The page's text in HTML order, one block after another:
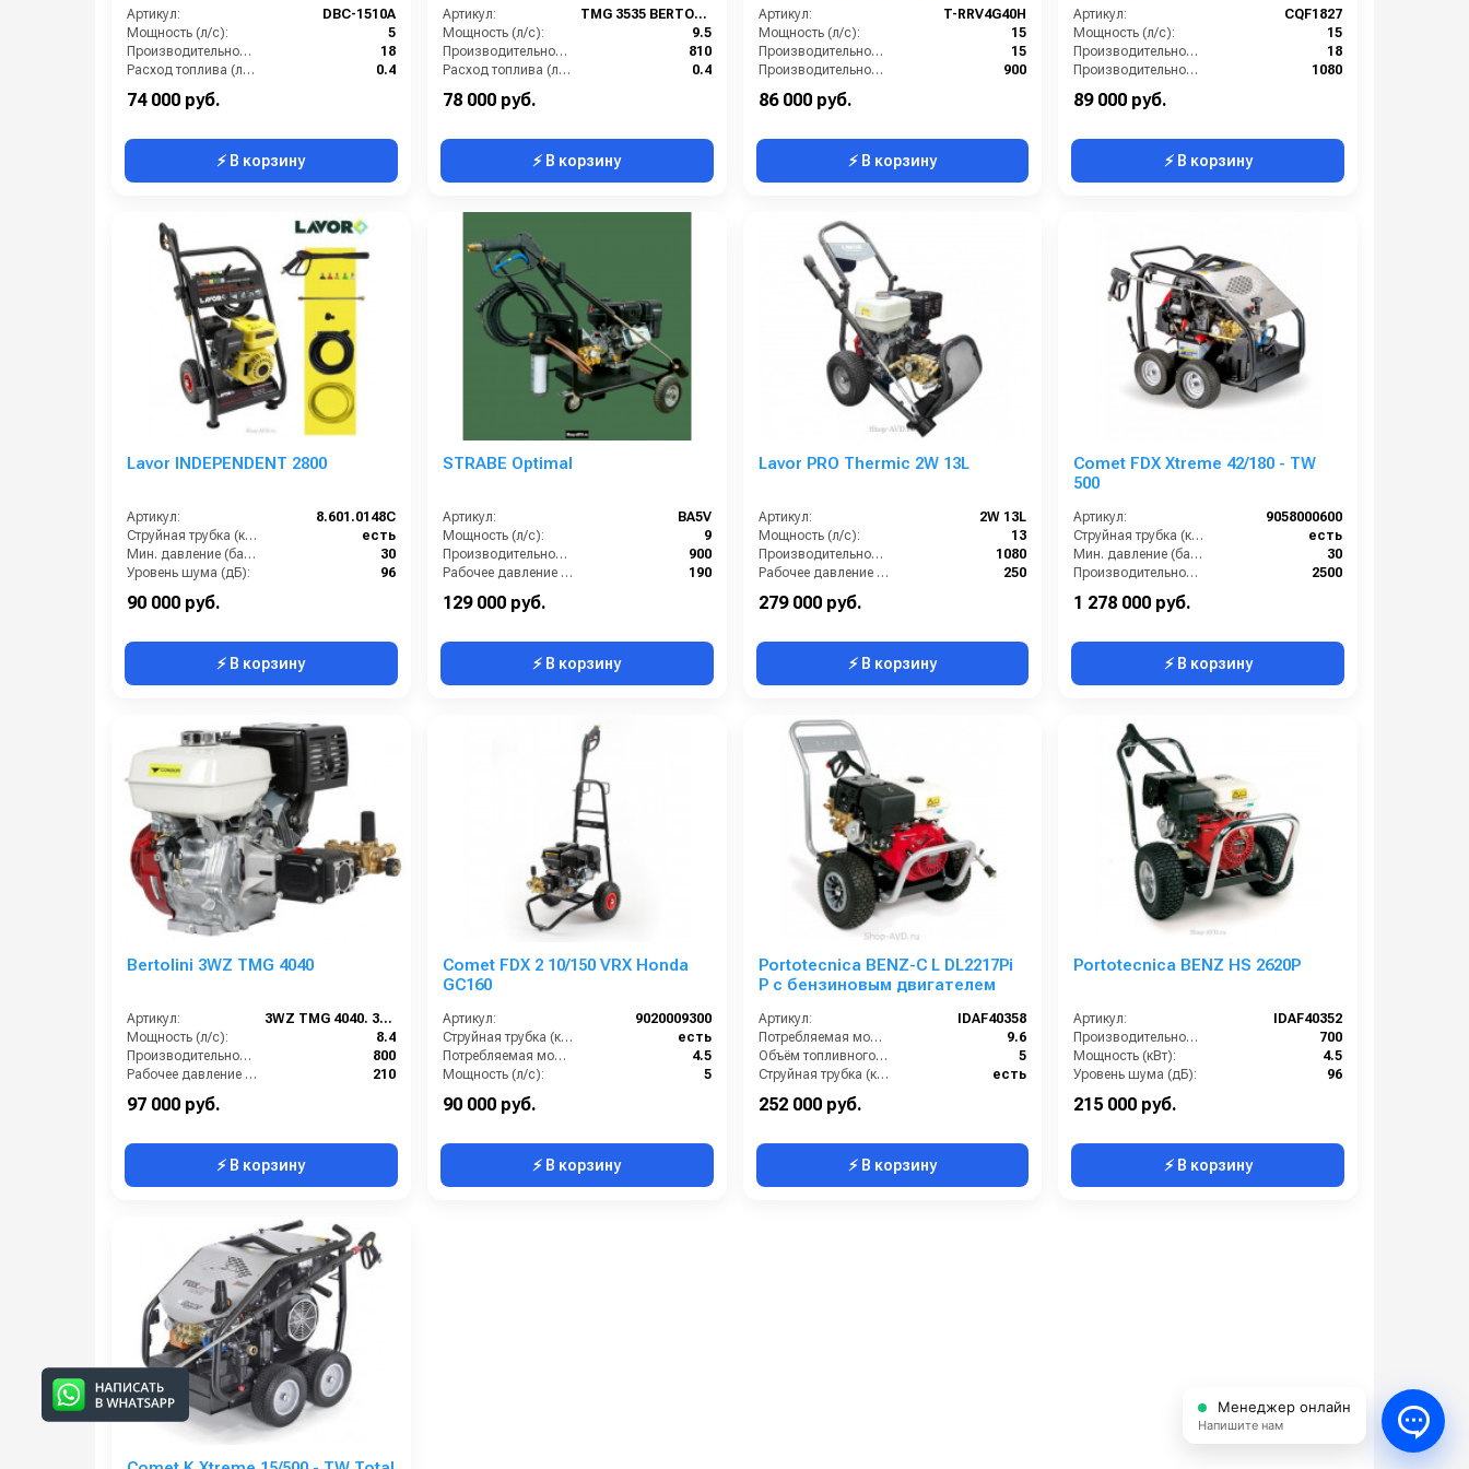
Артикул:
DBC-1510A
Мощность (л/с):
5
Производительность (л/мин):
18
Расход топлива (л/ч):
0.4
74 000 руб.
⚡ В корзину
Артикул:
TMG 3535 BERTOLINI moto
Мощность (л/с):
9.5
Производительность (л/ч):
810
Расход топлива (л/ч):
0.4
78 000 руб.
⚡ В корзину
Артикул:
T-RRV4G40H
Мощность (л/с):
15
Производительность (л/мин):
15
Производительность (л/ч):
900
Напряжение (В):
86 000 руб.
⚡ В корзину
Артикул:
CQF1827
Мощность (л/с):
15
Производительность (л/мин):
18
Производительность (л/ч):
1080
89 000 руб.
⚡ В корзину
Lavor INDEPENDENT 2800
Артикул:
8.601.0148C
Струйная трубка (копьё):
есть
Мин. давление (бар):
30
Уровень шума (дБ):
96
90 000 руб.
⚡ В корзину
STRABE Optimal
Артикул:
BA5V
Мощность (л/с):
9
Производительность (л/ч):
900
Рабочее давление (бар):
190
129 000 руб.
⚡ В корзину
Lavor PRO Thermic 2W 13L
Артикул:
2W 13L
Мощность (л/с):
13
Производительность (л/ч):
1080
Рабочее давление (бар):
250
279 000 руб.
⚡ В корзину
Comet FDX Xtreme 42/180 - TW
500
Артикул:
9058000600
Струйная трубка (копьё):
есть
Мин. давление (бар):
30
Производительность (л/ч):
2500
1 278 000 руб.
⚡ В корзину
Bertolini 3WZ TMG 4040
Артикул:
3WZ TMG 4040. 390 moto
Мощность (л/с):
8.4
Производительность (л/ч):
800
Рабочее давление (бар):
210
Мощность (кВт):
97 000 руб.
⚡ В корзину
Comet FDX 2 10/150 VRX Honda
GC160
Артикул:
9020009300
Струйная трубка (копьё):
есть
Потребляемая мощность (Вт):
4.5
Мощность (л/с):
5
90 000 руб.
⚡ В корзину
Portotecnica BENZ-C L DL2217Pi
P с бензиновым двигателем
Артикул:
IDAF40358
Потребляемая мощность (Вт):
9.6
Объём топливного бака (л):
5
Струйная трубка (копьё):
есть
Уровень шума (дБ):
252 000 руб.
⚡ В корзину
Portotecnica BENZ HS 2620P
Артикул:
IDAF40352
Производительность (л/ч):
700
Мощность (кВт):
4.5
Уровень шума (дБ):
96
215 000 руб.
⚡ В корзину
Менеджер онлайн
Напишите нам